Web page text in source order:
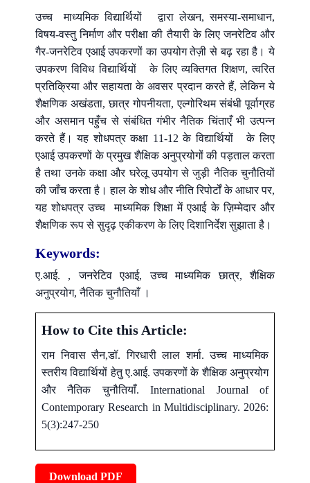
उच्च माध्यमिक विद्यार्थियों द्वारा लेखन, समस्या-समाधान,
विषय-वस्तु निर्माण और परीक्षा की तैयारी के लिए जनरेटिव और
गैर-जनरेटिव एआई उपकरणों का उपयोग तेज़ी से बढ़ रहा है। ये
उपकरण विविध विद्यार्थियों के लिए व्यक्तिगत शिक्षण, त्वरित
प्रतिक्रिया और सहायता के अवसर प्रदान करते हैं, लेकिन ये
शैक्षणिक अखंडता, छात्र गोपनीयता, एल्गोरिथम संबंधी पूर्वाग्रह
और असमान पहुँच से संबंधित गंभीर नैतिक चिंताएँ भी उत्पन्न
करते हैं। यह शोधपत्र कक्षा 11-12 के विद्यार्थियों के लिए
एआई उपकरणों के प्रमुख शैक्षिक अनुप्रयोगों की पड़ताल करता
है तथा उनके कक्षा और घरेलू उपयोग से जुड़ी नैतिक चुनौतियों
की जाँच करता है। हाल के शोध और नीति रिपोर्टों के आधार पर,
यह शोधपत्र उच्च माध्यमिक शिक्षा में एआई के ज़िम्मेदार और
शैक्षणिक रूप से सुदृढ़ एकीकरण के लिए दिशानिर्देश सुझाता है।
Keywords:
ए.आई. , जनरेटिव एआई, उच्च माध्यमिक छात्र, शैक्षिक
अनुप्रयोग, नैतिक चुनौतियाँ ।
How to Cite this Article:
राम निवास सैन,डॉ. गिरधारी लाल शर्मा. उच्च माध्यमिक
स्तरीय विद्यार्थियों हेतु ए.आई. उपकरणों के शैक्षिक अनुप्रयोग
और नैतिक चुनौतियाँ. International Journal of
Contemporary Research in Multidisciplinary. 2026:
5(3):247-250
Download PDF